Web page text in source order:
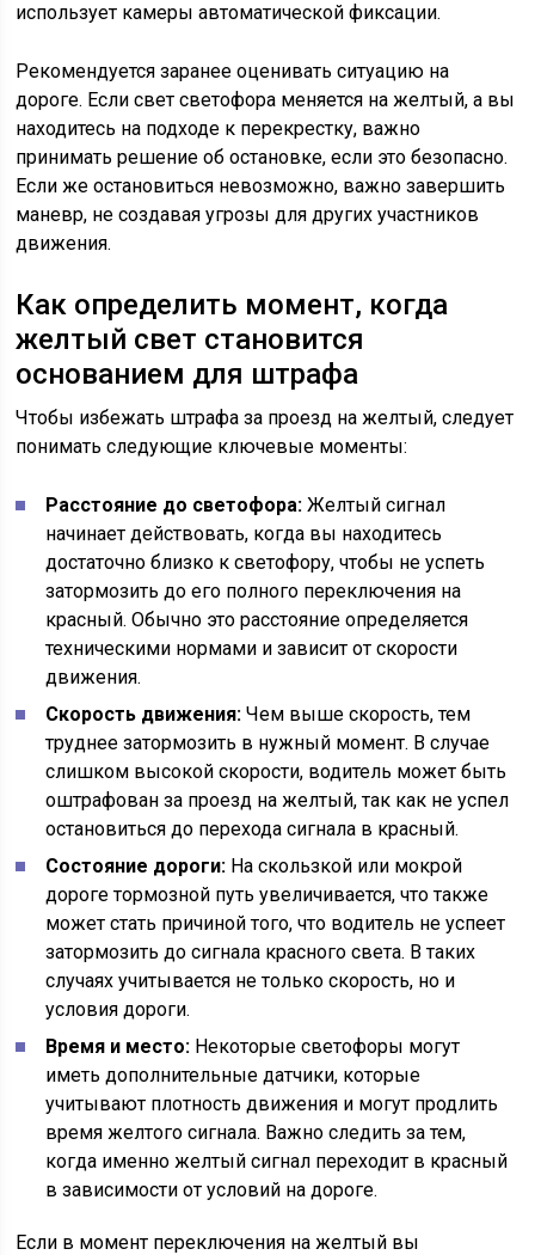
использует камеры автоматической фиксации.
Рекомендуется заранее оценивать ситуацию на
дороге. Если свет светофора меняется на желтый, а вы
находитесь на подходе к перекрестку, важно
принимать решение об остановке, если это безопасно.
Если же остановиться невозможно, важно завершить
маневр, не создавая угрозы для других участников
движения.
Как определить момент, когда
желтый свет становится
основанием для штрафа
Чтобы избежать штрафа за проезд на желтый, следует
понимать следующие ключевые моменты:
Расстояние до светофора: Желтый сигнал
начинает действовать, когда вы находитесь
достаточно близко к светофору, чтобы не успеть
затормозить до его полного переключения на
красный. Обычно это расстояние определяется
техническими нормами и зависит от скорости
движения.
Скорость движения: Чем выше скорость, тем
труднее затормозить в нужный момент. В случае
слишком высокой скорости, водитель может быть
оштрафован за проезд на желтый, так как не успел
остановиться до перехода сигнала в красный.
Состояние дороги: На скользкой или мокрой
дороге тормозной путь увеличивается, что также
может стать причиной того, что водитель не успеет
затормозить до сигнала красного света. В таких
случаях учитывается не только скорость, но и
условия дороги.
Время и место: Некоторые светофоры могут
иметь дополнительные датчики, которые
учитывают плотность движения и могут продлить
время желтого сигнала. Важно следить за тем,
когда именно желтый сигнал переходит в красный
в зависимости от условий на дороге.
Если в момент переключения на желтый вы